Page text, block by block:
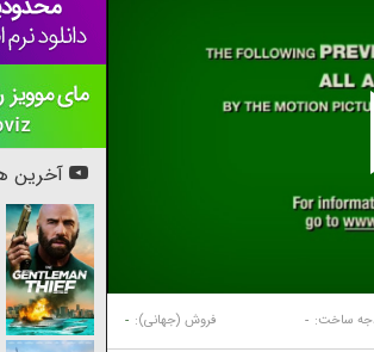
ساخت: - فروش (جهانی): -
آخرین